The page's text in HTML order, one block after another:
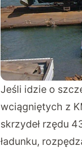
Jeśli idzie o
wciągniętych z
skrzydeł rzędu
ładunku,